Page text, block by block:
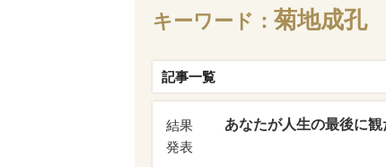
キーワード： 菊地成孔
記事一覧
結果
発表
あなたが人生の最後に観